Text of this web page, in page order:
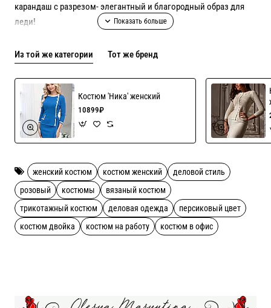
карандаш с разрезом- элегантный и благородный образ для
леди!
Связан из шелковистой вискозы с хлопком, приятной для
Рекомендации по уходу ручная стирка
Из той же категории Тот же бренд
Костюм 'Ника' женский
10899₽
женский костюм костюм женский
деловой стиль
розовый
костюмы
вязаный костюм
трикотажный костюм
деловая одежда
персиковый цвет
костюм двойка
костюм на работу костюм в офис